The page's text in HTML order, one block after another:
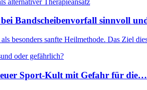
bei Bandscheibenvorfall sinnvoll
besonders sanfte Heilmethode. Das Ziel
Sport-Kult mit Gefahr für